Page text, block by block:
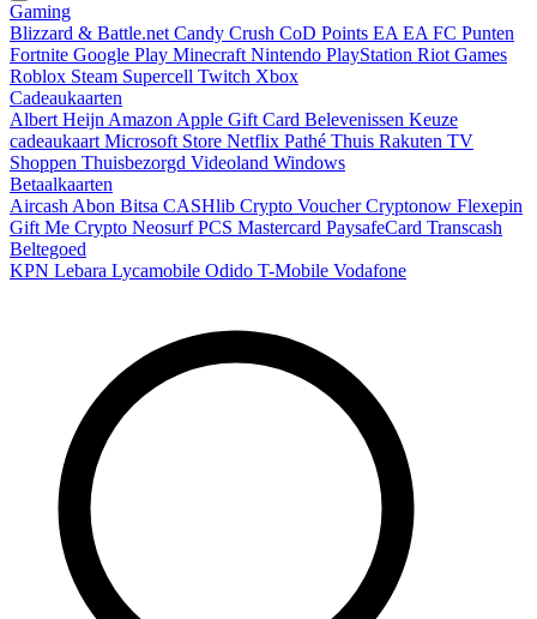
Gaming
Blizzard & Battle.net Candy Crush CoD Points EA EA FC Punten
Fortnite Google Play Minecraft Nintendo PlayStation Riot Games
Roblox Steam Supercell Twitch Xbox
Cadeaukaarten
Albert Heijn Amazon Apple Gift Card Belevenissen Keuze
cadeaukaart Microsoft Store Netflix Pathé Thuis Rakuten TV
Shoppen Thuisbezorgd Videoland Windows
Betaalkaarten
Aircash Abon Bitsa CASHlib Crypto VoucherCryptonow Flexepin
Gift Me Crypto NeosurfPCS Mastercard PaysafeCard Transcash
Beltegoed
KPN Lebara Lycamobile Odido T-Mobile Vodafone